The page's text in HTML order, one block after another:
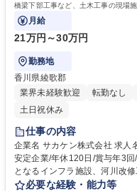
橋梁下部工事など、土木工事の現場
現場は主に県内で出張はほぼありませ
月給
21万円～30万円
勤務地
香川県綾歌郡
業界未経験歓迎
転勤なし
土日祝休み
仕事の内容
企業名 サカケン株式会社 求人名 未経験OK【土木施工管理】創業100年の
安定企業/年休120日/賞与年3回/教育制度◎ 仕事の内
となるインフラ施設、河川改
梁下部工事など、土木工事の
必要な経験・能力等